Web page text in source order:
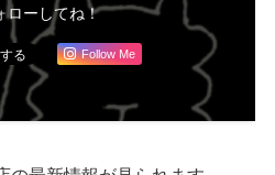
ローしてね！
Follow Me